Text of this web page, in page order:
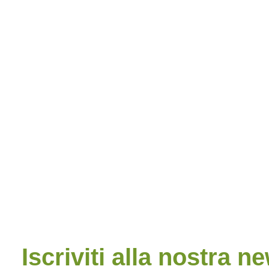
Iscriviti alla nostra